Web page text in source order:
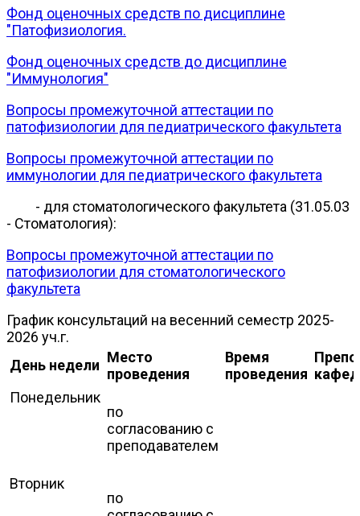
Фонд оценочных средств по дисциплине
"Патофизиология.
Фонд оценочных средств до дисциплине
"Иммунология"
Вопросы промежуточной аттестации по
патофизиологии для педиатрического факультета
Вопросы промежуточной аттестации по
иммунологии для педиатрического факультета
- для стоматологического факультета (31.05.03
- Стоматология):
Вопросы промежуточной аттестации по
патофизиологии для стоматологического
факультета
График консультаций на весенний семестр 2025-
2026 уч.г.
День недели Место
проведения
Время
проведения
Понедельник
по
согласованию с
преподавателем
Вторник
по